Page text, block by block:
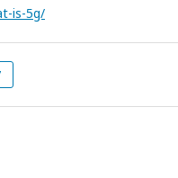
is-5g/